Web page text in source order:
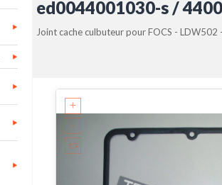
ed0044001030-s /
Joint cache culbuteur pour FOCS -